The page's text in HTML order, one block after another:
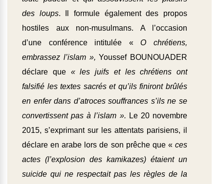
des loups. Il formule également des propos
hostiles aux non-musulmans. A l’occasion
d’une conférence intitulée «O chrétiens,
embrassez l’islam »,Youssef BOUNOUADER
déclare que« les juifs et les chrétiens ont
falsifié les textes sacrés et qu’ils finiront brûlés
en enfer dans d’atroces souffrances s’ils ne se
convertissent pas à l’islam ». Le 20 novembre
2015, s’exprimant sur les attentats parisiens, il
déclare en arabe lors de son prêche que « ces
actes (l’explosion des kamikazes) étaient un
suicide qui ne respectait pas les règles de la